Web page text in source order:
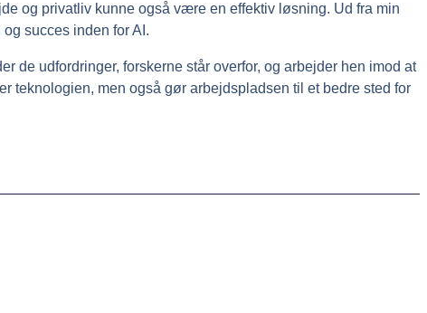
og privatliv kunne også være en effektiv løsning. Ud fra min
succes inden for AI.
de udfordringer, forskerne står overfor, og arbejder hen imod at
teknologien, men også gør arbejdspladsen til et bedre sted for